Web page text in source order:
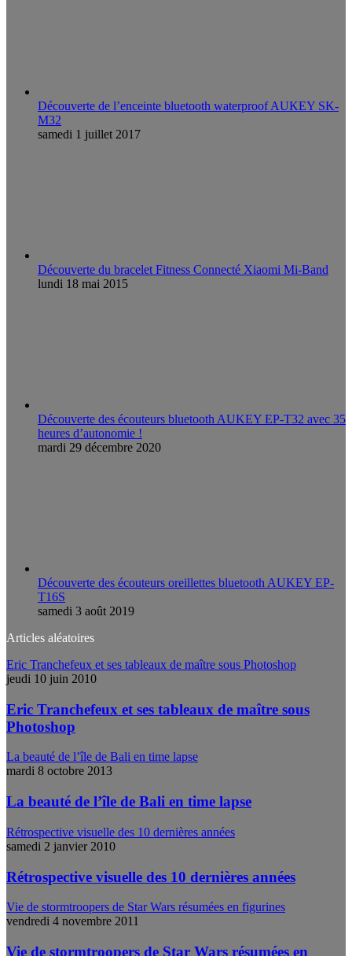
Découverte de l’enceinte bluetooth waterproof AUKEY SK-
M32
samedi 1 juillet 2017
Découverte du bracelet Fitness Connecté Xiaomi Mi-Band
lundi 18 mai 2015
Découverte des écouteurs bluetooth AUKEY EP-T32 avec 35
heures d’autonomie !
mardi 29 décembre 2020
Découverte des écouteurs oreillettes bluetooth AUKEY EP-
T16S
samedi 3 août 2019
Articles aléatoires
Eric Tranchefeux et ses tableaux de maître sous Photoshop
jeudi 10 juin 2010
Eric Tranchefeux et ses tableaux de maître sous
Photoshop
La beauté de l’île de Bali en time lapse
mardi 8 octobre 2013
La beauté de l’île de Bali en time lapse
Rétrospective visuelle des 10 dernières années
samedi 2 janvier 2010
Rétrospective visuelle des 10 dernières années
Vie de stormtroopers de Star Wars résumées en figurines
vendredi 4 novembre 2011
Vie de stormtroopers de Star Wars résumées en